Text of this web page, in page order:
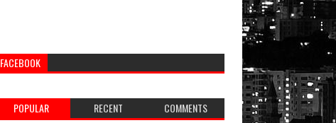
FACEBOOK
POPULAR RECENT COMMENTS